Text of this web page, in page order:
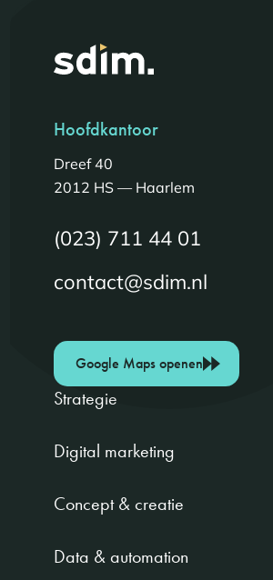
Hoofdkantoor
Dreef 40
2012 HS — Haarlem
(023) 711 44 01
contact@sdim.nl
Google Maps openen
Strategie
Digital marketing
Concept & creatie
Data & automation